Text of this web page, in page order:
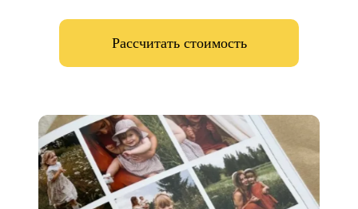
Рассчитать стоимость